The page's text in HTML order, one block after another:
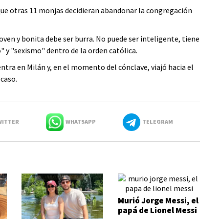
otras 11 monjas decidieran abandonar la congregación
y bonita debe ser burra. No puede ser inteligente, tiene
y "sexismo" dentro de la orden católica.
en Milán y, en el momento del cónclave, viajó hacia el
WHATSAPP TELEGRAM
Murió Jorge Messi, el
papá de Lionel Messi